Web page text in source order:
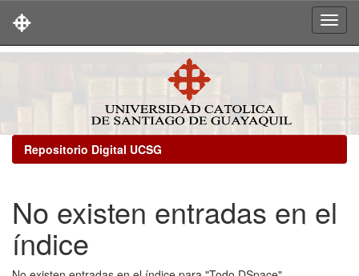
Repositorio Digital UCSG
No existen entradas en el
índice